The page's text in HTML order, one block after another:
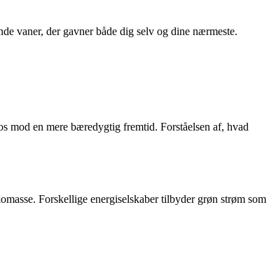
vaner, der gavner både dig selv og dine nærmeste.
mod en mere bæredygtig fremtid. Forståelsen af, hvad
Forskellige energiselskaber tilbyder grøn strøm som